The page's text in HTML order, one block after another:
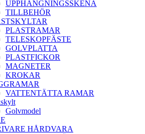
UPPHÄNGNINGSSKENA
TILLBEHÖR
PLASTRAMAR
TELESKOPFÄSTE
GOLVPLATTA
PLASTFICKOR
MAGNETER
KROKAR
VATTENTÄTTA RAMAR
Golvmodel
HÅRDVARA